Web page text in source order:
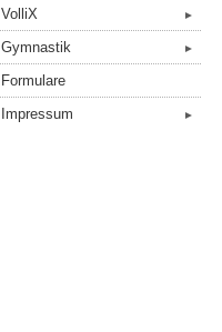
VolliX ►
Gymnastik ►
Formulare
Impressum
►